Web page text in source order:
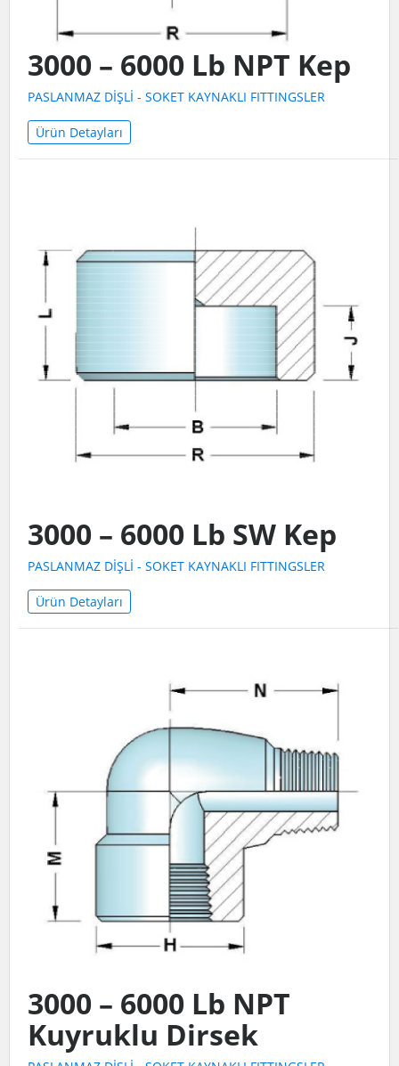
3000 – 6000 Lb NPT Kep
PASLANMAZ DİŞLİ - SOKET KAYNAKLI FITTINGSLER
Ürün Detayları
3000 – 6000 Lb SW Kep
PASLANMAZ DİŞLİ - SOKET KAYNAKLI FITTINGSLER
Ürün Detayları
3000 – 6000 Lb NPT
Kuyruklu Dirsek